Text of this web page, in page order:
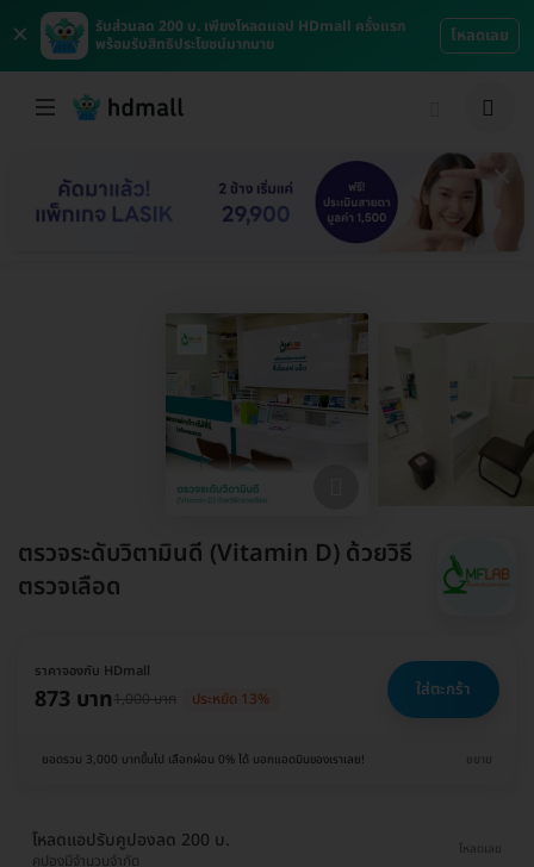
×
รับส่วนลด 200 บ. เพียงโหลดแอป HDmall ครั้งแรก
พร้อมรับสิทธิประโยชน์มากมาย
โหลดเลย
ตรวจระดับวิตามินดี (Vitamin D) ด้วยวิธี
ตรวจเลือด
ราคาจองกับ HDmall
873 บาท1,000 บาท ประหยัด 13% ใส่ตะกร้า
ยอดรวม 3,000 บาทขึ้นไป เลือกผ่อน 0% ได้ บอกแอดมินของเราเลย! ขยาย
โหลดแอปรับคูปองลด 200 บ.
คูปองมีจำนวนจำกัด
โหลดเลย